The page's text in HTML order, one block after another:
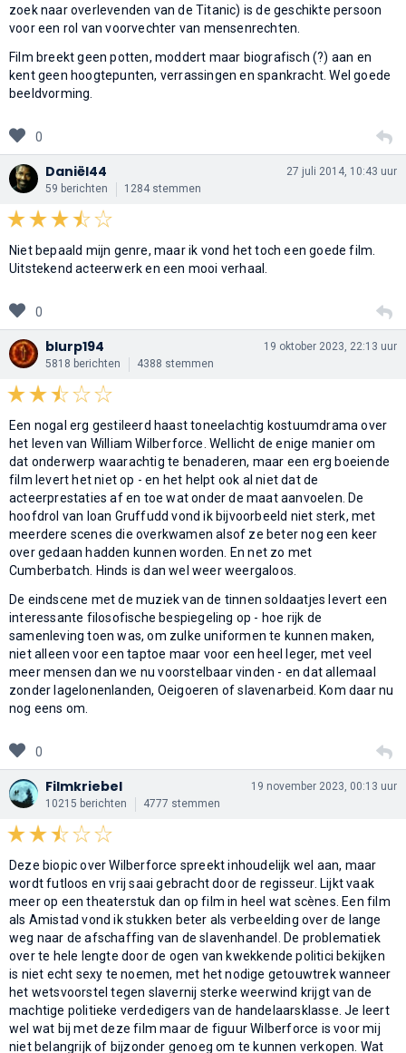
zoek naar overlevenden van de Titanic) is de geschikte persoon
voor een rol van voorvechter van mensenrechten.
Film breekt geen potten, moddert maar biografisch (?) aan en
kent geen hoogtepunten, verrassingen en spankracht. Wel goede
beeldvorming.
0
Daniël44
59 berichten 1284 stemmen
27 juli 2014, 10:43 uur
Niet bepaald mijn genre, maar ik vond het toch een goede film.
Uitstekend acteerwerk en een mooi verhaal.
0
blurp194
5818 berichten 4388 stemmen
19 oktober 2023, 22:13 uur
Een nogal erg gestileerd haast toneelachtig kostuumdrama over
het leven van William Wilberforce. Wellicht de enige manier om
dat onderwerp waarachtig te benaderen, maar een erg boeiende
film levert het niet op - en het helpt ook al niet dat de
acteerprestaties af en toe wat onder de maat aanvoelen. De
hoofdrol van Ioan Gruffudd vond ik bijvoorbeeld niet sterk, met
meerdere scenes die overkwamen alsof ze beter nog een keer
over gedaan hadden kunnen worden. En net zo met
Cumberbatch. Hinds is dan wel weer weergaloos.
De eindscene met de muziek van de tinnen soldaatjes levert een
interessante filosofische bespiegeling op - hoe rijk de
samenleving toen was, om zulke uniformen te kunnen maken,
niet alleen voor een taptoe maar voor een heel leger, met veel
meer mensen dan we nu voorstelbaar vinden - en dat allemaal
zonder lagelonenlanden, Oeigoeren of slavenarbeid. Kom daar nu
nog eens om.
0
Filmkriebel
10215 berichten 4777 stemmen
19 november 2023, 00:13 uur
Deze biopic over Wilberforce spreekt inhoudelijk wel aan, maar
wordt futloos en vrij saai gebracht door de regisseur. Lijkt vaak
meer op een theaterstuk dan op film in heel wat scènes. Een film
als Amistad vond ik stukken beter als verbeelding over de lange
weg naar de afschaffing van de slavenhandel. De problematiek
over te hele lengte door de ogen van kwekkende politici bekijken
is niet echt sexy te noemen, met het nodige getouwtrek wanneer
het wetsvoorstel tegen slavernij sterke weerwind krijgt van de
machtige politieke verdedigers van de handelaarsklasse. Je leert
wel wat bij met deze film maar de figuur Wilberforce is voor mij
niet belangrijk of bijzonder genoeg om te kunnen verkopen. Wat